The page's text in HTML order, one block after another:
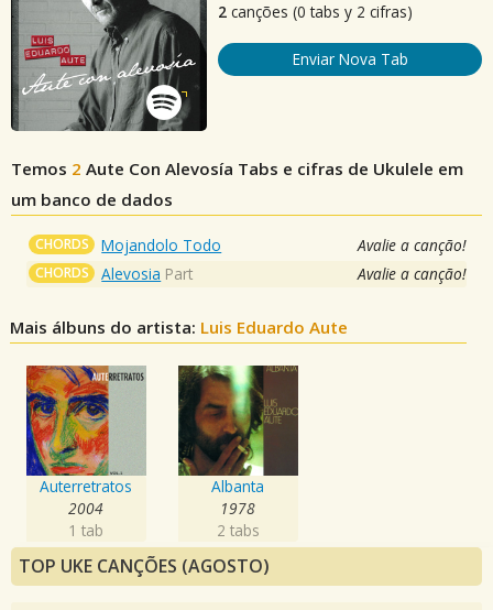
2 canções (0 tabs y 2 cifras)
Enviar Nova Tab
Temos 2 Aute Con Alevosía Tabs e cifras de Ukulele em
um banco de dados
CHORDS Mojandolo Todo Avalie a canção!
CHORDS Alevosia Part Avalie a canção!
Mais álbuns do artista: Luis Eduardo Aute
Auterretratos
2004
1 tab
Albanta
1978
2 tabs
TOP UKE CANÇÕES (AGOSTO)